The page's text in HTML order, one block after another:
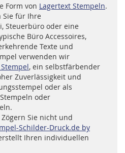
Form von Lagertext Stempeln.
Sie für Ihre
Steuerbüro oder eine
Büro Accessoires,
Texte und
verwenden wir
, ein selbstfärbender
Zuverlässigkeit und
oder als
oder
Sie nicht und
Schilder-Druck.de by
Ihren individuellen